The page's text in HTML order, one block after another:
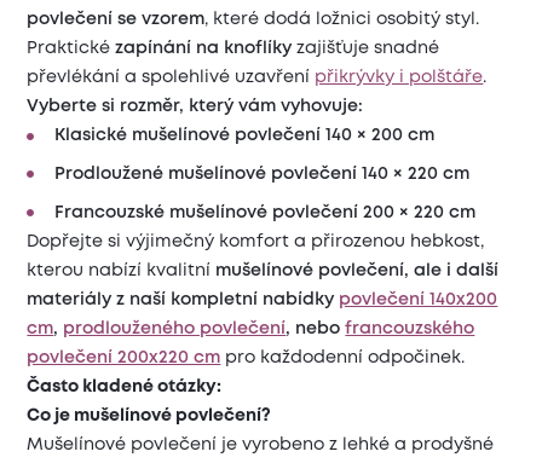
povlečení se vzorem, které dodá ložnici osobitý styl.
Praktickézapínání na knoflíky zajišťuje snadné
převlékání a spolehlivé uzavření
přikrývky i polštáře.
Vyberte si rozměr, který vám vyhovuje:
Klasické mušelínové povlečení 140 × 200 cm
Prodloužené mušelínové povlečení 140 × 220 cm
Francouzské mušelínové povlečení 200 × 220 cm
Dopřejte si výjimečný komfort a přirozenou hebkost,
kterou nabízí kvalitní mušelínové povlečení, ale i další
materiály z naší kompletní nabídky povlečení 140x200
cm, prodlouženého povlečení, nebofrancouzského
povlečení 200x220 cm pro každodenní odpočinek.
Často kladené otázky:
Co je mušelínové povlečení?
Mušelínové povlečení je vyrobeno z lehké a prodyšné